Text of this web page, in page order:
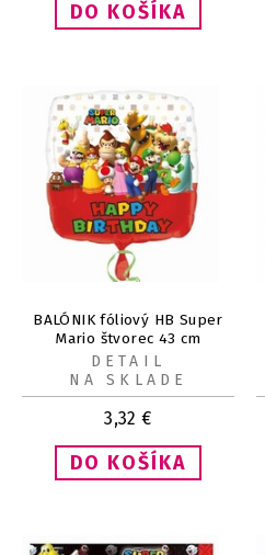
BALÓNIK fóliový HB Super
Mario štvorec 43 cm
3,32 €
DETAIL
NA SKLADE